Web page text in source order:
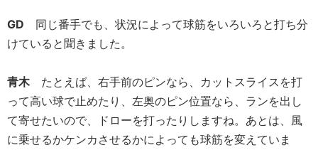
GD 同じ番手でも、状況によって球筋をいろいろと打ち分
けていると聞きました。
青木たとえば、右手前のピンなら、カットスライスを打
って高い球で止めたり、左奥のピン位置なら、ランを出し
て寄せたいので、ドローを打ったりしますね。あとは、風
に乗せるかケンカさせるかによっても球筋を変えていま